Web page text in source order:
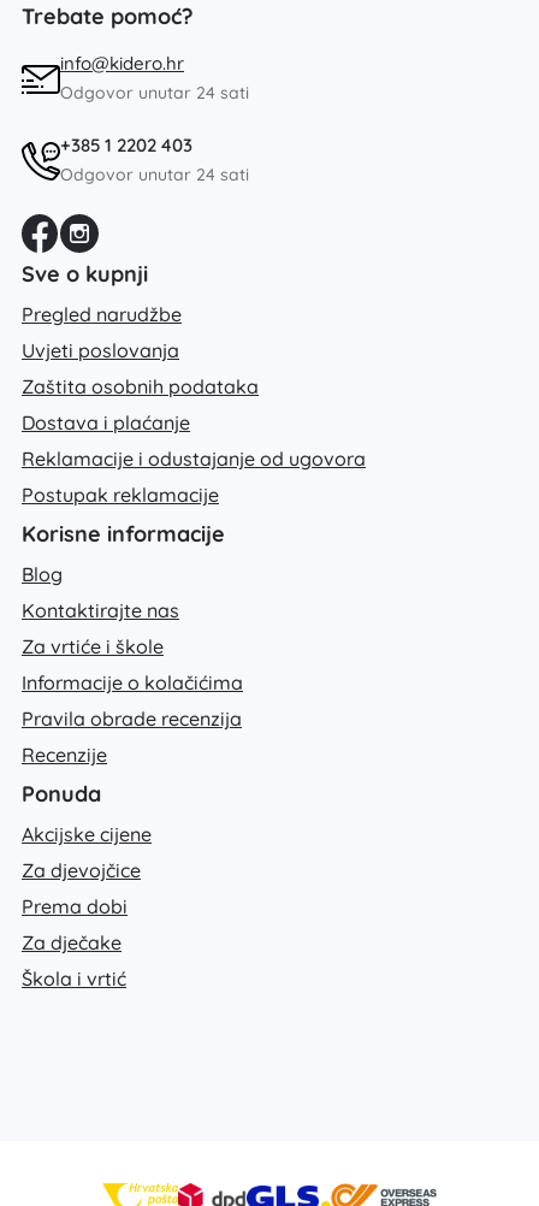
Trebate pomoć?
info@kidero.hr
Odgovor unutar 24 sati
+385 1 2202 403
Odgovor unutar 24 sati
Sve o kupnji
Pregled narudžbe
Uvjeti poslovanja
Zaštita osobnih podataka
Dostava i plaćanje
Reklamacije i odustajanje od ugovora
Postupak reklamacije
Korisne informacije
Blog
Kontaktirajte nas
Za vrtiće i škole
Informacije o kolačićima
Pravila obrade recenzija
Recenzije
Ponuda
Akcijske cijene
Za djevojčice
Prema dobi
Za dječake
Škola i vrtić